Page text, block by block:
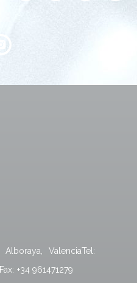
Alboraya ValenciaTel:
Fax: +34 961471279